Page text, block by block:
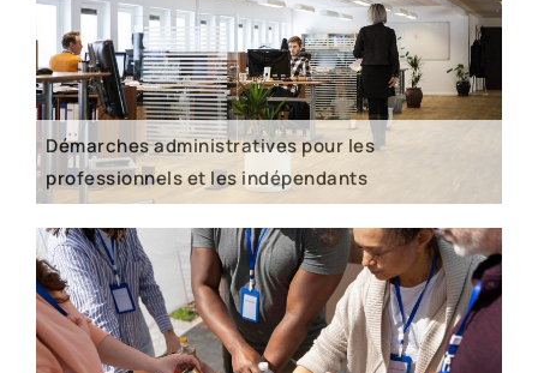
Démarches administratives pour les
professionnels et les indépendants